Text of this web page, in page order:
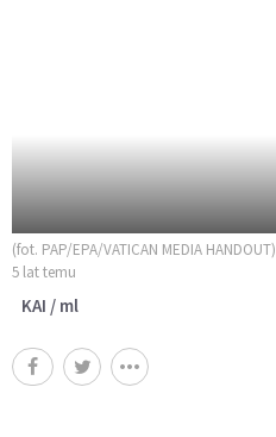
(fot. PAP/EPA/VATICAN MEDIA HANDOUT)
5 lat temu
KAI / ml